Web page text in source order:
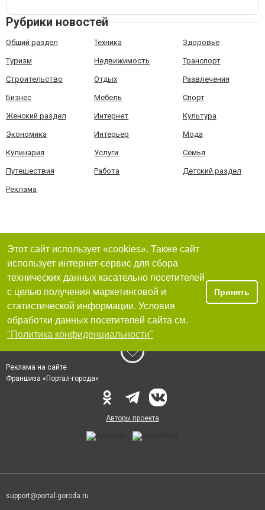
Рубрики новостей
Общий раздел Техника Здоровье
Туризм Недвижимость Транспорт
Строительство Отдых Развлечения
Бизнес Мебель Спорт
Женский раздел Интернет Культура
Экономика Интерьер Мода
Кулинария Услуги Семья
Путешествия Работа Детский раздел
Реклама
Этот сайт использует «cookies». Также сайт
использует интернет-сервис для сбора
технических данных касательно посетителей
с целью получения маркетинговой и
статистической информации. Условия
обработки данных посетителей сайта см.
"Политика конфиденциальности"
Принять
Реклама на сайте
Франшиза «Портал-города»
Авторы проекта
support@portal-goroda.ru